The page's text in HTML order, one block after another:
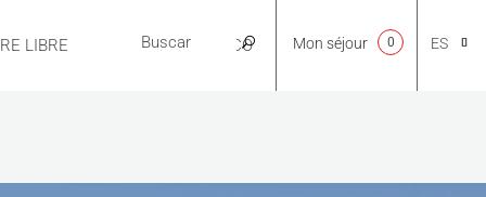
LIBRE PRÁCTICO ES
Mon séjour 0